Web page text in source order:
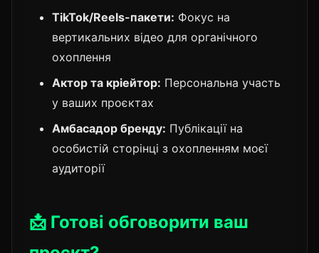
TikTok/Reels-пакети: Фокус на
вертикальних відео для органічного
охоплення
Актор та кріейтор: Персональна участь
у ваших проєктах
Амбасадор бренду: Публікації на
особистій сторінці з охопленням моєї
аудиторії
📩 Готові обговорити ваш